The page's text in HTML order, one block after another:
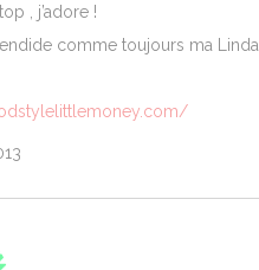
, j’adore !
comme toujours ma Linda